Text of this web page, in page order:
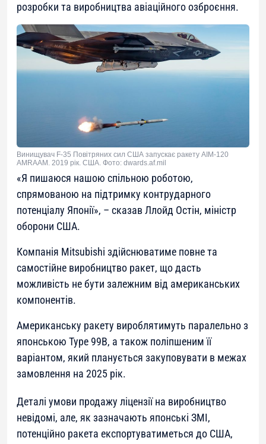
розробки та виробництва авіаційного озброєння.
Винищувач F-35 Повітряних сил США запускає ракету AIM-120
AMRAAM. 2019 рік. США. Фото: dwards.af.mil
«Я пишаюся нашою спільною роботою,
спрямованою на підтримку контрударного
потенціалу Японії», – сказав Ллойд Остін, міністр
оборони США.
Компанія Mitsubishi здійснюватиме повне та
самостійне виробництво ракет, що дасть
можливість не бути залежним від американських
компонентів.
Американську ракету вироблятимуть паралельно з
японською Type 99B, а також поліпшеним її
варіантом, який планується закуповувати в межах
замовлення на 2025 рік.
Деталі умови продажу ліцензії на виробництво
невідомі, але, як зазначають японські ЗМІ,
потенційно ракета експортуватиметься до США,